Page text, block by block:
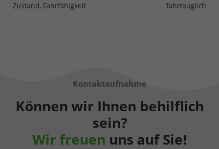
Zustand, Fahrfähigkeit
fahrtauglich
Kontaktaufnahme
Können wir Ihnen behilflich
sein?
Wir freuen uns auf Sie!